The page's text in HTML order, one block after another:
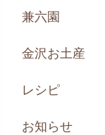
兼六園
金沢お土産
レシピ
お知らせ